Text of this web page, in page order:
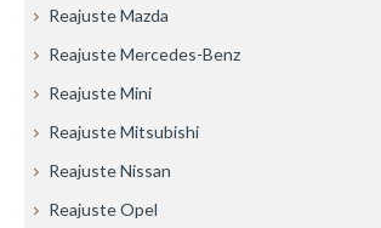
Reajuste Mazda
Reajuste Mercedes-Benz
Reajuste Mini
Reajuste Mitsubishi
Reajuste Nissan
Reajuste Opel